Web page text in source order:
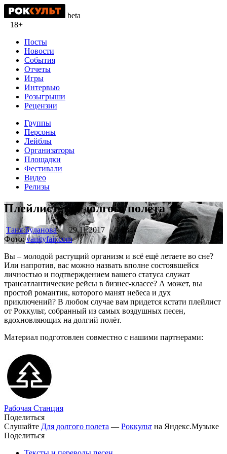
beta
18+
Посты
Новости
События
Отчеты
Игры
Интервью
Розыгрыши
Рецензии
Группы
Персоны
Лейблы
Организаторы
Площадки
Фестивали
Видео
Релизы
Плейлист для долгого полёта
Таня Буланова 29.11.2017
3 284
Фото:vanityfair.com
Вы – молодой растущий организм и всё ещё летаете во сне?
Или напротив, вас можно назвать вполне состоявшейся
личностью и подтверждением вашего статуса служат
трансатлантические рейсы в бизнес-классе? А может, вы
простой романтик, которого манят небеса и дух
приключений? В любом случае вам придется кстати плейлист
от Роккульт, собранный из самых воздушных песен,
вдохновляющих на долгий полёт.
Материал подготовлен совместно с нашими партнерами:
Рабочая Станция
Поделиться
Слушайте Для долгого полета — Роккульт на Яндекс.Музыке
Поделиться